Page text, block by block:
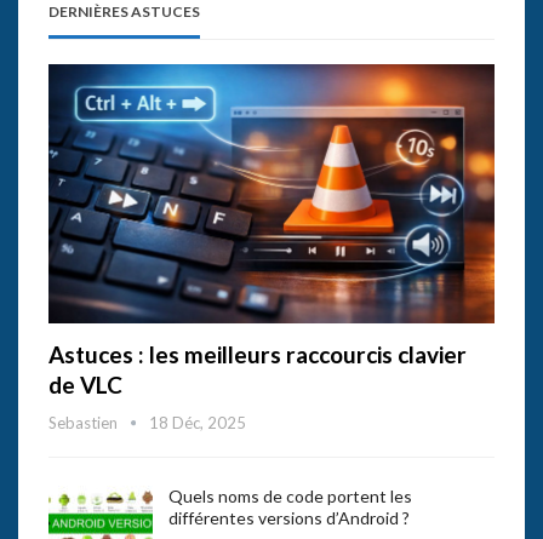
DERNIÈRES ASTUCES
Astuces : les meilleurs raccourcis clavier
de VLC
Sebastien 18 Déc, 2025
Quels noms de code portent les
différentes versions d’Android ?